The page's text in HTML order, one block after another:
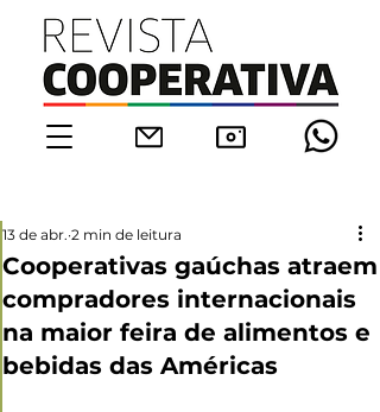
Cooperativas gaúchas atraem
compradores internacionais
na maior feira de alimentos e
bebidas das Américas
13 de abr. 2 min de leitura